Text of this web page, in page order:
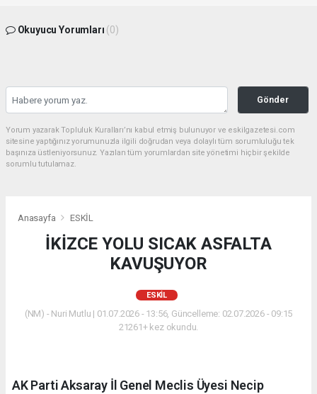
Okuyucu Yorumları (0)
Gönder
Yorum yazarak Topluluk Kuralları’nı kabul etmiş bulunuyor ve eskilgazetesi.com
sitesine yaptığınız yorumunuzla ilgili doğrudan veya dolaylı tüm sorumluluğu tek
başınıza üstleniyorsunuz. Yazılan tüm yorumlardan site yönetimi hiçbir şekilde
sorumlu tutulamaz.
Anasayfa ESKİL
İKİZCE YOLU SICAK ASFALTA
KAVUŞUYOR
ESKİL
(NM) - Nuri Mutlu | 01.07.2026 - 13:56, Güncelleme: 02.07.2026 - 09:15
21261+ kez okundu.
AK Parti Aksaray İl Genel Meclis Üyesi Necip